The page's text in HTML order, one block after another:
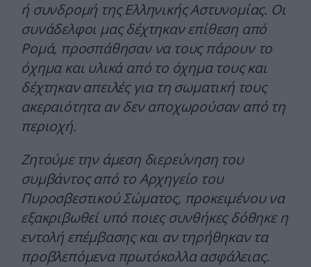
ή συνδρομή της Ελληνικής Αστυνομίας. Οι
συνάδελφοι μας δέχτηκαν επίθεση από
Ρομά, προσπάθησαν να τους πάρουν το
όχημα και υλικά από το όχημα τους και
δέχτηκαν απειλές για τη σωματική τους
ακεραιότητα αν δεν αποχωρούσαν από τη
περιοχή.
Ζητούμε την άμεση διερεύνηση του
συμβάντος από το Αρχηγείο του
Πυροσβεστικού Σώματος, προκειμένου να
εξακριβωθεί υπό ποιες συνθήκες δόθηκε η
εντολή επέμβασης και αν τηρήθηκαν τα
προβλεπόμενα πρωτόκολλα ασφάλειας.